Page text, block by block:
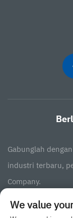
Gabunglah
industri terbaru,
Company.
We value